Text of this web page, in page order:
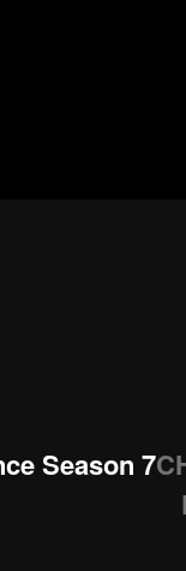
Season 7